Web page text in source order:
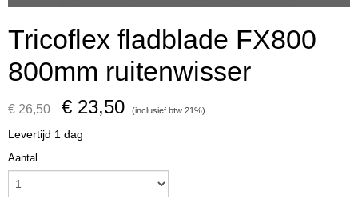
Tricoflex fladblade FX800
800mm ruitenwisser
€ 26,50 € 23,50 (inclusief btw 21%)
Levertijd 1 dag
Aantal